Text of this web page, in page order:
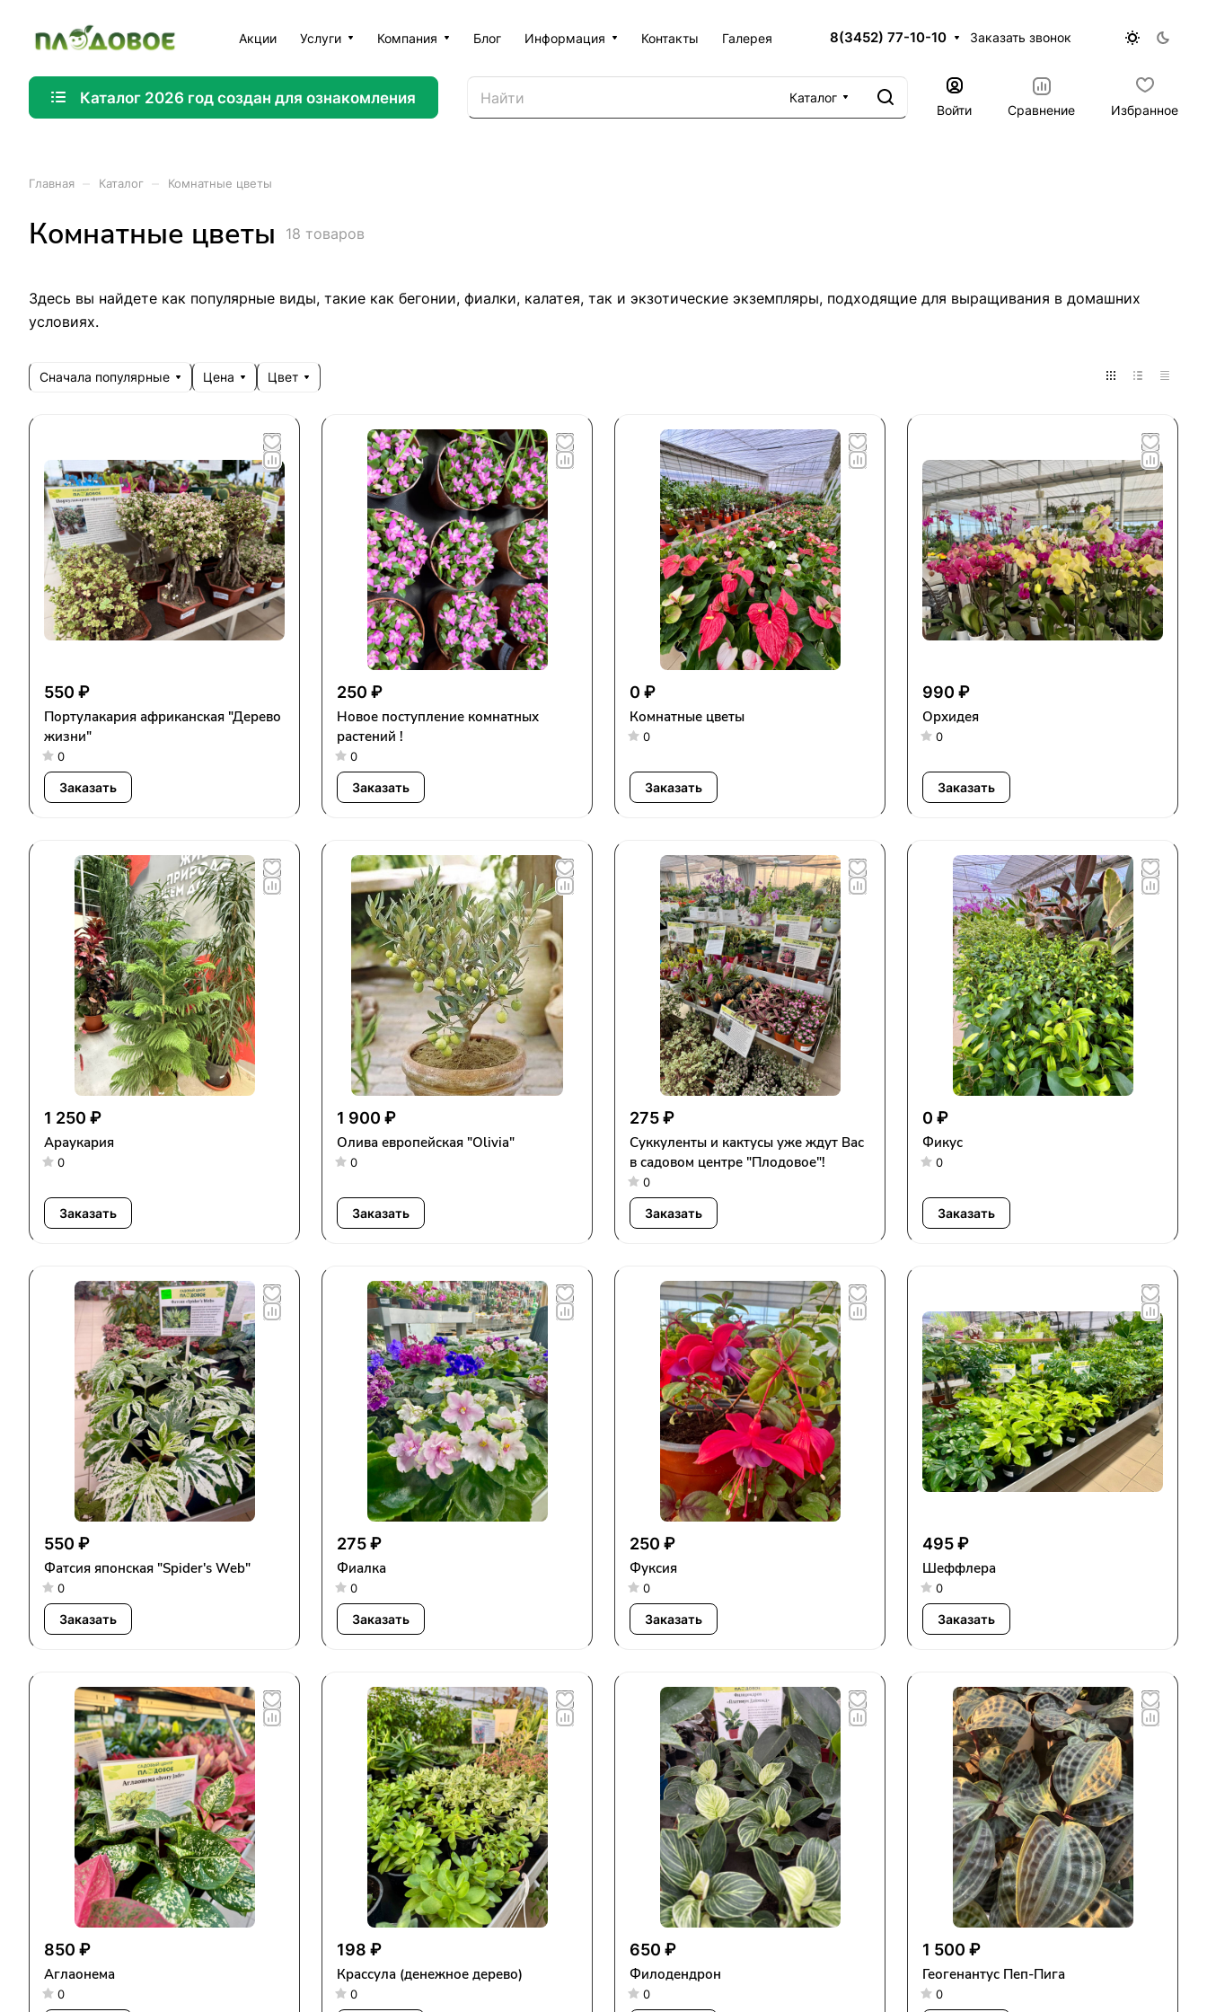
Акции Услуги Компания Блог Информация Контакты Галерея 8(3452) 77-10-10 Заказать звонок
Каталог 2026 год создан для ознакомления
Каталог
Войти
Сравнение Избранное
Главная Каталог Комнатные цветы
Комнатные цветы 18 товаров
Здесь вы найдете как популярные виды, такие как бегонии, фиалки, калатея, так и экзотические экземпляры, подходящие для выращивания в домашних
условиях.
Сначала популярные Цена Цвет
550 ₽
Портулакария африканская "Дерево
жизни"
0
Заказать
250 ₽
Новое поступление комнатных
растений !
0
Заказать
0 ₽
Комнатные цветы
0
Заказать
990 ₽
Орхидея
0
Заказать
1 250 ₽
Араукария
0
Заказать
1 900 ₽
Олива европейская "Olivia"
0
Заказать
275 ₽
Суккуленты и кактусы уже ждут Вас
в садовом центре "Плодовое"!
0
Заказать
0 ₽
Фикус
0
Заказать
550 ₽
Фатсия японская "Spider's Web"
0
Заказать
275 ₽
Фиалка
0
Заказать
250 ₽
Фуксия
0
Заказать
495 ₽
Шеффлера
0
Заказать
850 ₽
Аглаонема
0
198 ₽
Крассула (денежное дерево)
0
650 ₽
Филодендрон
0
1 500 ₽
Геогенантус Пеп-Пига
0